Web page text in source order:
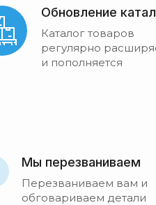
Обновление
Каталог товаров
регулярно
и пополняется
Мы перезваниваем
Перезваниваем вам и
обговариваем детали